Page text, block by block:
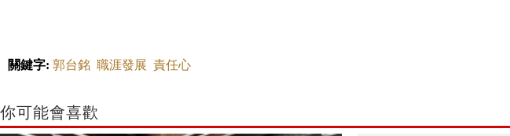
關鍵字: 郭台銘 職涯發展 責任心
你可能會喜歡